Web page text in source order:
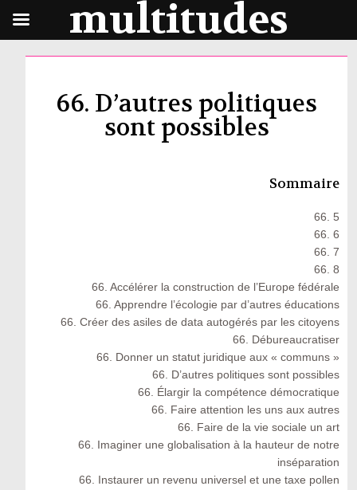
66. D’autres politiques
sont possibles
Sommaire
66. 5
66. 6
66. 7
66. 8
66. Accélérer la construction de l’Europe fédérale
66. Apprendre l’écologie par d’autres éducations
66. Créer des asiles de data autogérés par les citoyens
66. Débureaucratiser
66. Donner un statut juridique aux « communs »
66. D’autres politiques sont possibles
66. Élargir la compétence démocratique
66. Faire attention les uns aux autres
66. Faire de la vie sociale un art
66. Imaginer une globalisation à la hauteur de notre
inséparation
66. Instaurer un revenu universel et une taxe pollen
multitudes